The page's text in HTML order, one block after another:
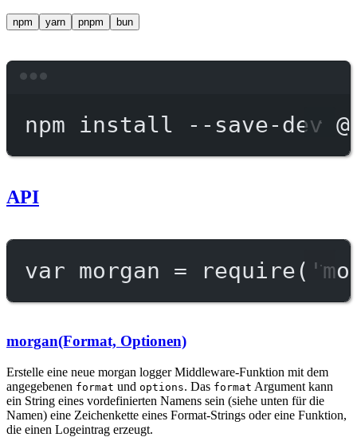
npm yarn pnpm bun
npm install --save-dev
API
var morgan = require(
morgan(Format, Optionen)
Erstelle eine neue morgan logger Middleware-Funktion mit dem
angegebenen format und options. Das format Argument kann
ein String eines vordefinierten Namens sein (siehe unten für die
Namen) eine Zeichenkette eines Format-Strings oder eine Funktion,
die einen Logeintrag erzeugt.